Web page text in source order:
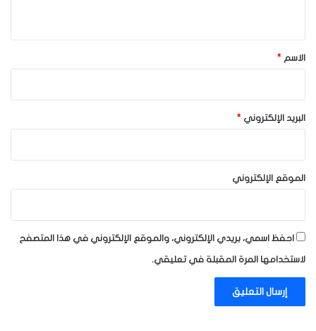
*الاسم *
البريد الإلكتروني *
الموقع الإلكتروني
احفظ اسمي، بريدي الإلكتروني، والموقع الإلكتروني في هذا المتصفح
لاستخدامها المرة المقبلة في تعليقي.